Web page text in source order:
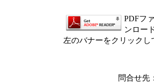
PDFフ
ンロー
左のバナーをクリックし
問合せ先